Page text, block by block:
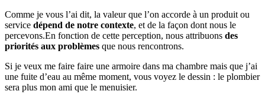
Comme je vous l’ai dit, la valeur que l’on accorde à un produit ou
service dépend de notre contexte, et de la façon dont nous le
percevons.En fonction de cette perception, nous attribuons des
priorités aux problèmes que nous rencontrons.
Si je veux me faire faire une armoire dans ma chambre mais que j’ai
une fuite d’eau au même moment, vous voyez le dessin : le plombier
sera plus mon ami que le menuisier.